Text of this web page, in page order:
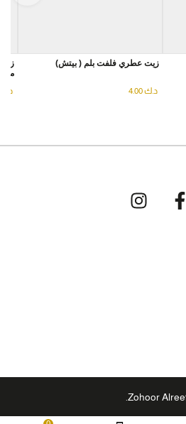
زيت عطري فلفت بلم ( بيتش)
د.ك
د.ك